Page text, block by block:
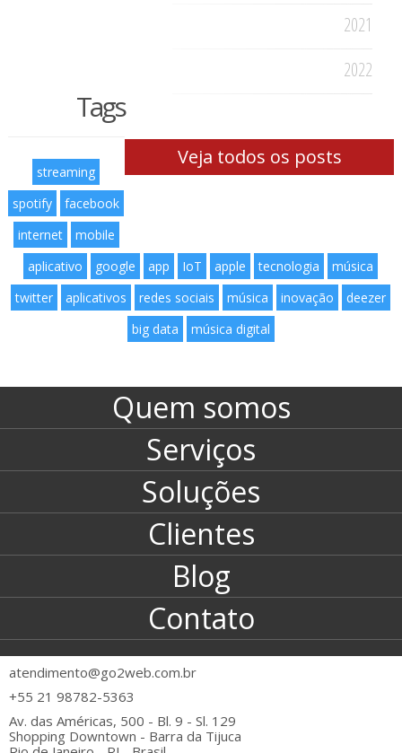
2021
2022
Veja todos os posts
Tags
streaming
spotify
facebook
internet
mobile
aplicativo
google app IoT apple tecnologia
música
twitter
aplicativos redes sociais música inovação
deezer
big data
música digital
Quem somos
Serviços
Soluções
Clientes
Blog
Contato
atendimento@go2web.com.br
+55 21 98782-5363
Av. das Américas, 500 - Bl. 9 - Sl. 129
Shopping Downtown - Barra da Tijuca